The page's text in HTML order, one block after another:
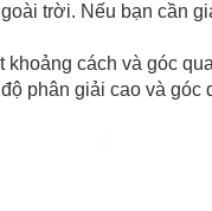
trời. Nếu bạn cần
khoảng cách và góc
phân giải cao và góc